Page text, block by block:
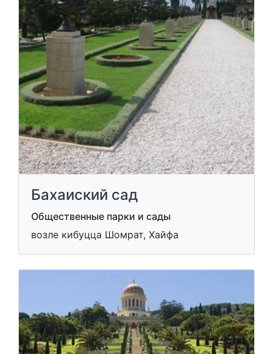
Бахаиский сад
Общественные парки и сады
возле кибуцца Шомрат, Хайфа